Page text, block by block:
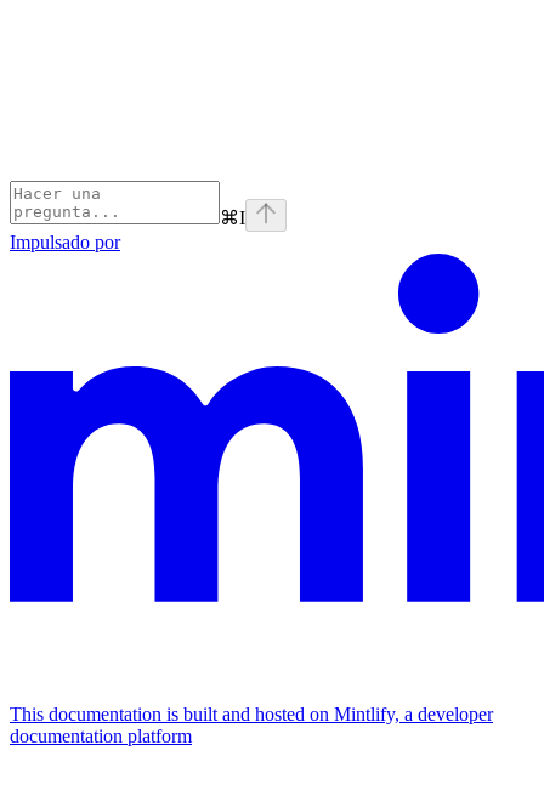
⌘I
Impulsado por
This documentation is built and hosted on Mintlify, a developer
documentation platform